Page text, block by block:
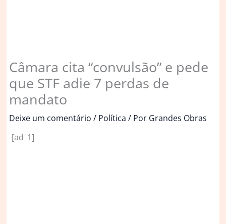
Câmara cita “convulsão” e pede
que STF adie 7 perdas de
mandato
Deixe um comentário / Política / Por Grandes Obras
[ad_1]